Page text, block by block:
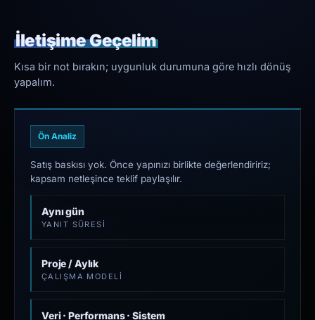
İletişime Geçelim
Kısa bir not bırakın; uygunluk durumuna göre hızlı dönüş
yapalım.
Ön Analiz
Satış baskısı yok. Önce yapınızı birlikte değerlendiririz;
kapsam netleşince teklif paylaşılır.
Aynı gün
YANIT SÜRESI
Proje / Aylık
ÇALIŞMA MODELI
Veri · Performans · Sistem